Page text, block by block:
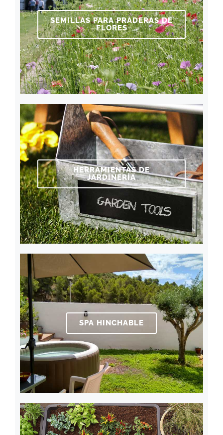
SEMILLAS PARA PRADERAS DE
FLORES
HERRAMIENTAS DE
JARDINERÍA
SPA HINCHABLE